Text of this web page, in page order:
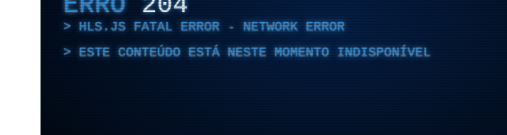
HLS.JS FATAL ERROR - NETWORK ERROR
ESTE CONTEÚDO ESTÁ NESTE MOMENTO INDISPONÍVEL